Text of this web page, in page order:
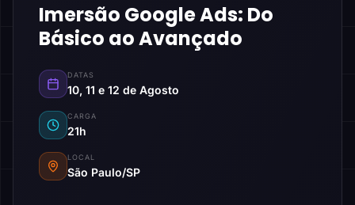
Imersão Google Ads: Do
Básico ao Avançado
DATAS
10, 11 e 12 de Agosto
CARGA
21h
LOCAL
São Paulo/SP